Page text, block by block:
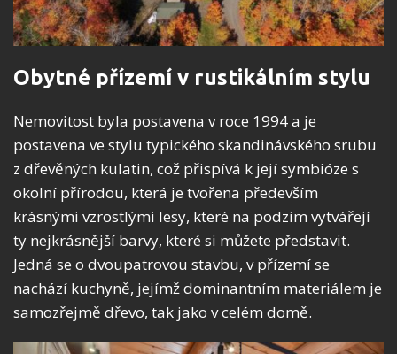
Obytné přízemí v rustikálním stylu
Nemovitost byla postavena v roce 1994 a je
postavena ve stylu typického skandinávského srubu
z dřevěných kulatin, což přispívá k její symbióze s
okolní přírodou, která je tvořena především
krásnými vzrostlými lesy, které na podzim vytvářejí
ty nejkrásnější barvy, které si můžete představit.
Jedná se o dvoupatrovou stavbu, v přízemí se
nachází kuchyně, jejímž dominantním materiálem je
samozřejmě dřevo, tak jako v celém domě.